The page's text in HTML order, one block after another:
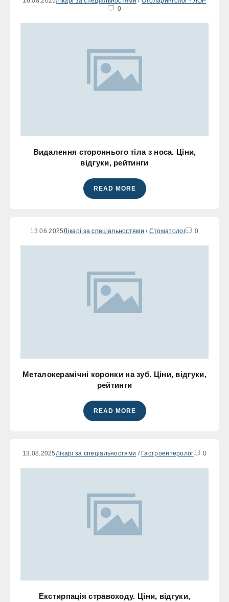
0
Видалення стороннього тіла з носа. Ціни,
відгуки, рейтинги
READ MORE
13.06.2025Лікарі за спеціальностями / Стоматолог 0
Металокерамічні коронки на зуб. Ціни, відгуки,
рейтинги
READ MORE
13.08.2025 Лікарі за спеціальностями / Гастроентеролог 0
Екстирпація стравоходу. Ціни, відгуки,